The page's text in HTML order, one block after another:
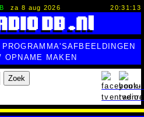
za 8 aug 2026 20:31:13
PROGRAMMA'SAFBEELDINGEN
OPNAME MAKEN
Zoek